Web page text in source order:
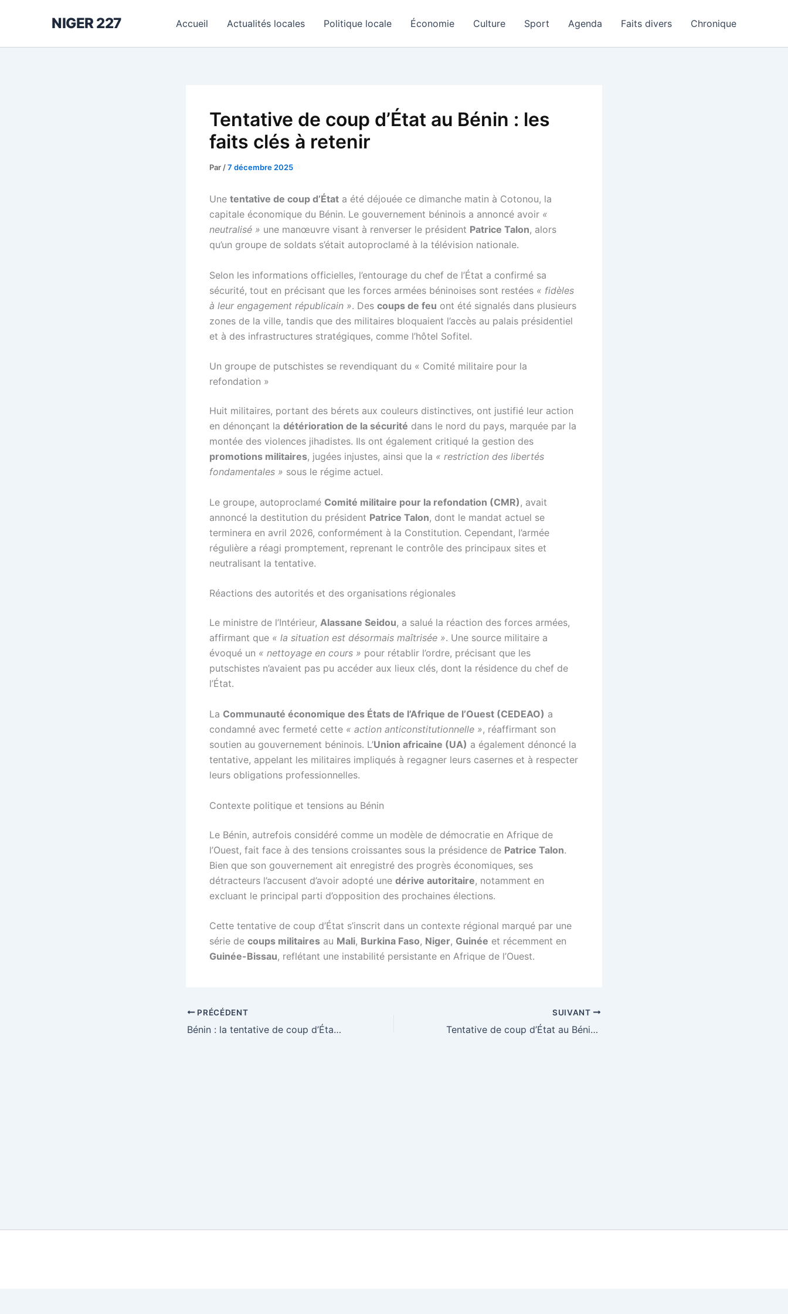
NIGER 227 Accueil Actualités locales Politique locale Économie Culture Sport Agenda Faits divers Chronique
Tentative de coup d’État au Bénin : les
faits clés à retenir
Par /7 décembre 2025
Une tentative de coup d’État a été déjouée ce dimanche matin à Cotonou, la
capitale économique du Bénin. Le gouvernement béninois a annoncé avoir «
neutralisé » une manœuvre visant à renverser le président Patrice Talon, alors
qu’un groupe de soldats s’était autoproclamé à la télévision nationale.
Selon les informations officielles, l’entourage du chef de l’État a confirmé sa
sécurité, tout en précisant que les forces armées béninoises sont restées « fidèles
à leur engagement républicain ». Des coups de feu ont été signalés dans plusieurs
zones de la ville, tandis que des militaires bloquaient l’accès au palais présidentiel
et à des infrastructures stratégiques, comme l’hôtel Sofitel.
Un groupe de putschistes se revendiquant du « Comité militaire pour la
refondation »
Huit militaires, portant des bérets aux couleurs distinctives, ont justifié leur action
en dénonçant la détérioration de la sécurité dans le nord du pays, marquée par la
montée des violences jihadistes. Ils ont également critiqué la gestion des
promotions militaires, jugées injustes, ainsi que la « restriction des libertés
fondamentales » sous le régime actuel.
Le groupe, autoproclamé Comité militaire pour la refondation (CMR) , avait
annoncé la destitution du président Patrice Talon, dont le mandat actuel se
terminera en avril 2026, conformément à la Constitution. Cependant, l’armée
régulière a réagi promptement, reprenant le contrôle des principaux sites et
neutralisant la tentative.
Réactions des autorités et des organisations régionales
Le ministre de l’Intérieur, Alassane Seidou, a salué la réaction des forces armées,
affirmant que « la situation est désormais maîtrisée ». Une source militaire a
évoqué un « nettoyage en cours » pour rétablir l’ordre, précisant que les
putschistes n’avaient pas pu accéder aux lieux clés, dont la résidence du chef de
l’État.
La Communauté économique des États de l’Afrique de l’Ouest (CEDEAO) a
condamné avec fermeté cette « action anticonstitutionnelle », réaffirmant son
soutien au gouvernement béninois. L’Union africaine (UA) a également dénoncé la
tentative, appelant les militaires impliqués à regagner leurs casernes et à respecter
leurs obligations professionnelles.
Contexte politique et tensions au Bénin
Le Bénin, autrefois considéré comme un modèle de démocratie en Afrique de
l’Ouest, fait face à des tensions croissantes sous la présidence de Patrice Talon.
Bien que son gouvernement ait enregistré des progrès économiques, ses
détracteurs l’accusent d’avoir adopté une dérive autoritaire, notamment en
excluant le principal parti d’opposition des prochaines élections.
Cette tentative de coup d’État s’inscrit dans un contexte régional marqué par une
série de coups militaires au Mali, Burkina Faso, Niger, Guinée et récemment en
Guinée-Bissau, reflétant une instabilité persistante en Afrique de l’Ouest.
PRÉCÉDENT
Bénin : la tentative de coup d’État contre Patrice Talon rapidement maîtrisée
SUIVANT
Tentative de coup d’État au Bénin : patrice talon toujours en place malgré l’annonce des putschistes